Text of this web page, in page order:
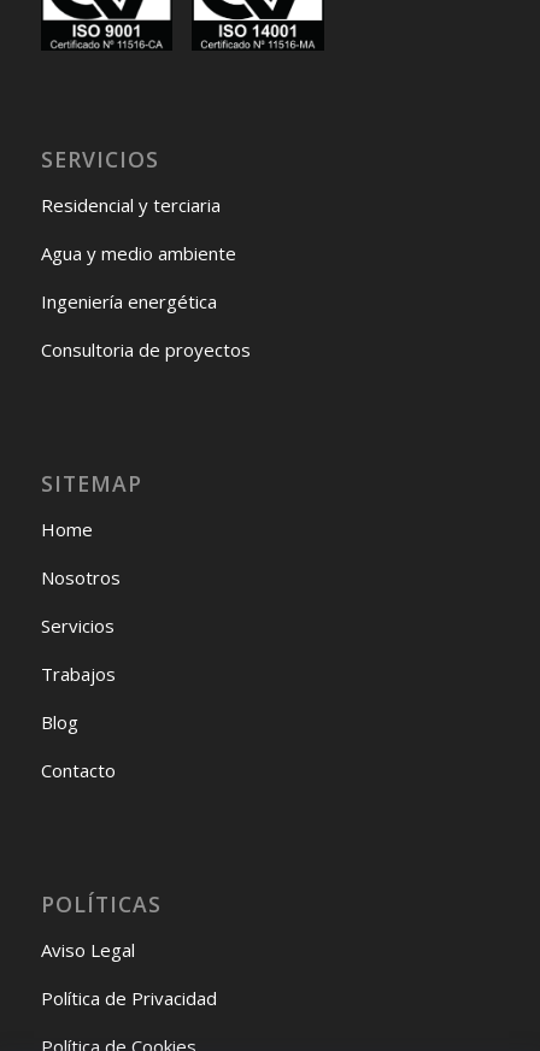
SERVICIOS
Residencial y terciaria
Agua y medio ambiente
Ingeniería energética
Consultoria de proyectos
SITEMAP
Home
Nosotros
Servicios
Trabajos
Blog
Contacto
POLÍTICAS
Aviso Legal
Política de Privacidad